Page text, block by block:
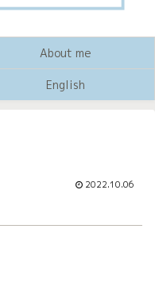
About me
English
2022.10.06